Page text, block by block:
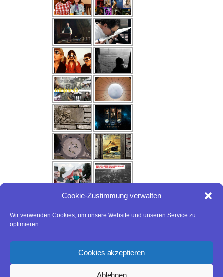
Cookie-Zustimmung verwalten
Wir verwenden Cookies, um unsere Website und unseren Service zu
optimieren.
Cookies akzeptieren
Ablehnen